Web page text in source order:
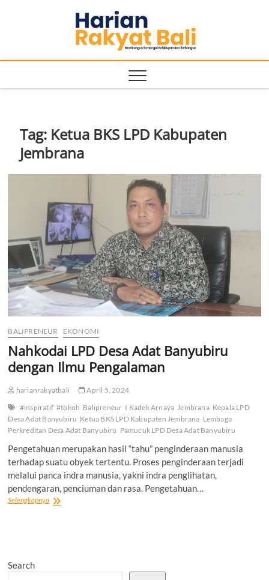
BERBANGSA
Tag: Ketua BKS LPD Kabupaten
Jembrana
BALIPRENEUR EKONOMI
Nahkodai LPD Desa Adat Banyubiru
dengan Ilmu Pengalaman
harianrakyatbali
April 5, 2024
#inspiratif #tokoh Balipreneur I Kadek Arnaya Jembrana Kepala LPD
Desa Adat Banyubiru Ketua BKS LPD Kabupaten Jembrana Lembaga
Perkreditan Desa Adat Banyubiru Pamucuk LPD Desa Adat Banyubiru
Pengetahuan merupakan hasil “tahu” penginderaan manusia
terhadap suatu obyek tertentu. Proses penginderaan terjadi
melalui panca indra manusia, yakni indra penglihatan,
pendengaran, penciuman dan rasa. Pengetahuan…
SelengkapnyaNahkodai
Pengalaman
Search